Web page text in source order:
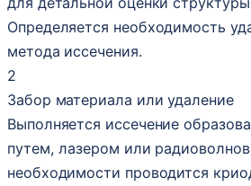
Определяется необходимость
метода иссечения.
2
Забор материала или удаление
Выполняется иссечение
путем, лазером или
необходимости проводится